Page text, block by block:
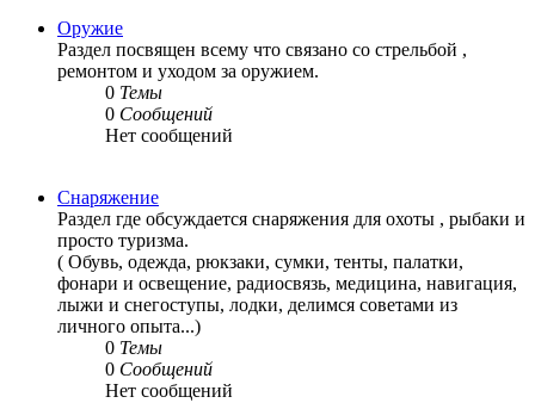
Оружие
Раздел посвящен всему что связано со стрельбой ,
ремонтом и уходом за оружием.
0 Темы
0 Сообщений
Нет сообщений
Снаряжение
Раздел где обсуждается снаряжения для охоты , рыбаки и
просто туризма.
( Обувь, одежда, рюкзаки, сумки, тенты, палатки,
фонари и освещение, радиосвязь, медицина, навигация,
лыжи и снегоступы, лодки, делимся советами из
личного опыта...)
0 Темы
0 Сообщений
Нет сообщений